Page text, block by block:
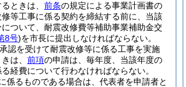
ときは、 前条の規定による事業計画書の
等工事に係る契約を締結する前に、当該
ついて、耐震改修費等補助事業補助金交
8号)を市長に提出しなければならない。
認を受けて耐震改修等に係る工事を実施
は、 前項の申請は、毎年度、当該年度の
経費について行わなければならない。
係るものである場合は、代表者を申請者と